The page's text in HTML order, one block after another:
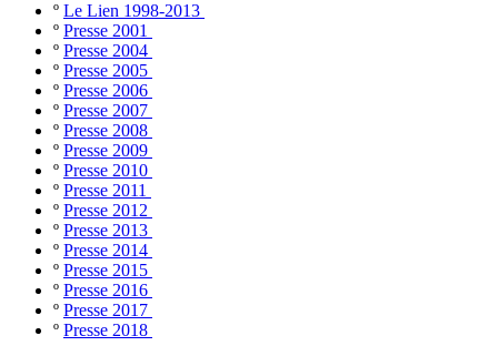
º Le Lien 1998-2013
º Presse 2001
º Presse 2004
º Presse 2005
º Presse 2006
º Presse 2007
º Presse 2008
º Presse 2009
º Presse 2010
º Presse 2011
º Presse 2012
º Presse 2013
º Presse 2014
º Presse 2015
º Presse 2016
º Presse 2017
º Presse 2018